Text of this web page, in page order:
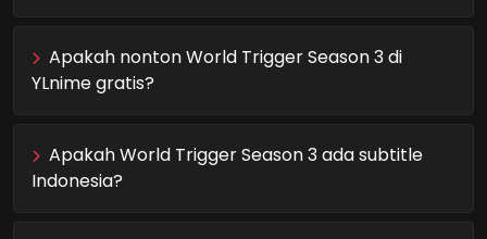
Apakah nonton World Trigger Season 3 di
YLnime gratis?
Apakah World Trigger Season 3 ada subtitle
Indonesia?